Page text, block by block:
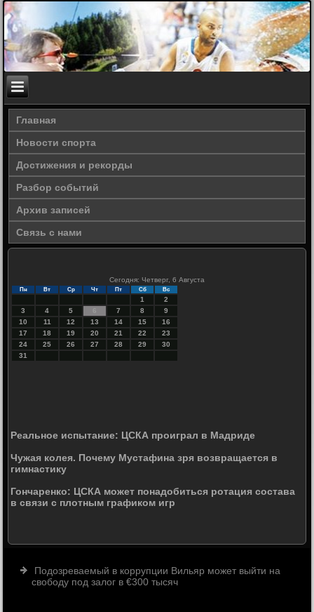
Главная
Новости спорта
Достижения и рекорды
Разбор событий
Архив записей
Связь с нами
Сегодня: Четверг, 6 Августа
Пн Вт Ср Чт Пт Сб Вс
1
2
3
4 5 6 7 8
9
10
11 12 13 14 15
16
17
18 19 20 21 22
23
24
25 26 27 28 29
30
31
Реальное испытание: ЦСКА проиграл в Мадриде
Чужая колея. Почему Мустафина зря возвращается в
гимнастику
Гончаренко: ЦСКА может понадобиться ротация состава
в связи с плотным графиком игр
Подозреваемый в коррупции Вильяр может выйти на
свободу под залог в €300 тысяч